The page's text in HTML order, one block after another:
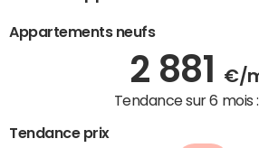
Appartements neufs
2 881 €/
Tendance sur 6 mois :
Tendance prix